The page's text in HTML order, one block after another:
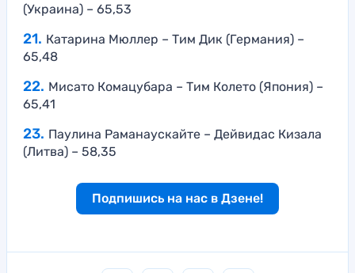
(Украина) – 65,53
Катарина Мюллер – Тим Дик (Германия) –
65,48
Мисато Комацубара – Тим Колето (Япония) –
65,41
Паулина Раманаускайте – Дейвидас Кизала
(Литва) – 58,35
Подпишись на нас в Дзене!